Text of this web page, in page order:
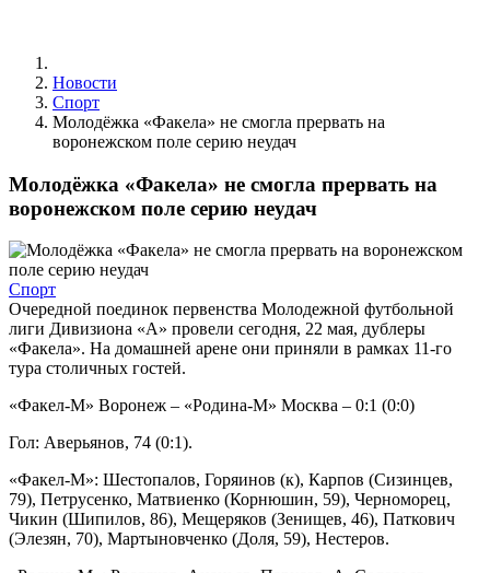
Новости
Спорт
Молодёжка «Факела» не смогла прервать на
воронежском поле серию неудач
Молодёжка «Факела» не смогла прервать на
воронежском поле серию неудач
Спорт
Очередной поединок первенства Молодежной футбольной
лиги Дивизиона «А» провели сегодня, 22 мая, дублеры
«Факела». На домашней арене они приняли в рамках 11-го
тура столичных гостей.
«Факел-М» Воронеж – «Родина-М» Москва – 0:1 (0:0)
Гол: Аверьянов, 74 (0:1).
«Факел-М»: Шестопалов, Горяинов (к), Карпов (Сизинцев,
79), Петрусенко, Матвиенко (Корнюшин, 59), Черноморец,
Чикин (Шипилов, 86), Мещеряков (Зенищев, 46), Паткович
(Элезян, 70), Мартыновченко (Доля, 59), Нестеров.